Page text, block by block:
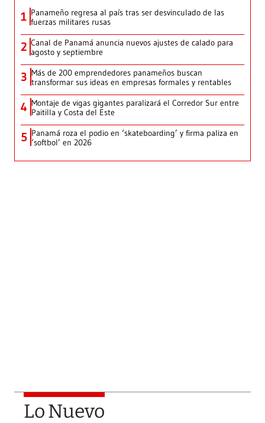
1 Panameño regresa al país tras ser desvinculado de las
fuerzas militares rusas
2 Canal de Panamá anuncia nuevos ajustes de calado para
agosto y septiembre
3 Más de 200 emprendedores panameños buscan
transformar sus ideas en empresas formales y rentables
4 Montaje de vigas gigantes paralizará el Corredor Sur entre
Paitilla y Costa del Este
5 Panamá roza el podio en ‘skateboarding’ y firma paliza en
‘softbol’ en 2026
Lo Nuevo